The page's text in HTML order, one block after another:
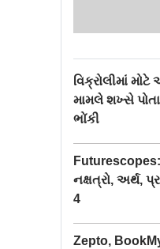
વિક્રોલીમાં
મામલે શખ્સે
ભોંકી
નક્ષત્રો, અર્થ,
4
Zepto,